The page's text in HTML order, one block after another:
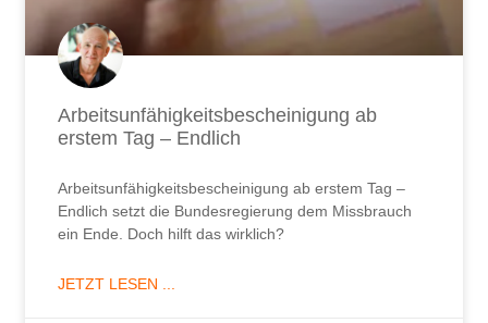
Arbeitsunfähigkeitsbescheinigung ab
erstem Tag – Endlich
Arbeitsunfähigkeitsbescheinigung ab erstem Tag –
Endlich setzt die Bundesregierung dem Missbrauch
ein Ende. Doch hilft das wirklich?
JETZT LESEN ...